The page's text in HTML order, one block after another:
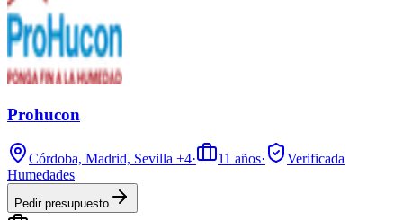
Prohucon
Córdoba, Madrid, Sevilla +4· 11 años·
Verificada
Humedades
Pedir presupuesto